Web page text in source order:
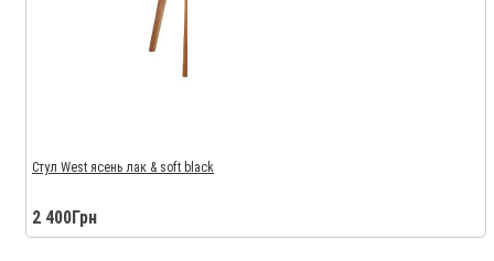
Стул West ясень лак & soft black
2 400Грн